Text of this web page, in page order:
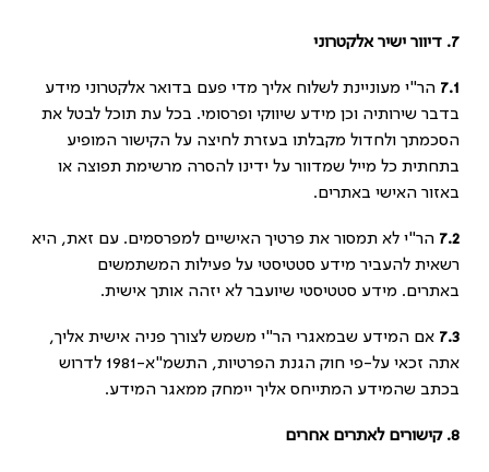
7. דיוור ישיר אלקטרוני
7.1 הר"י מעוניינת לשלוח אליך מדי פעם בדואר אלקטרוני מידע
בדבר שירותיה וכן מידע שיווקי ופרסומי. בכל עת תוכל לבטל את
הסכמתך ולחדול מקבלתו בעזרת לחיצה על הקישור המופיע
בתחתית כל מייל שמדוור על ידינו להסרה מרשימת תפוצה או
באזור האישי באתרים.
7.2 הר"י לא תמסור את פרטיך האישיים למפרסמים. עם זאת, היא
רשאית להעביר מידע סטטיסטי על פעילות המשתמשים
באתרים. מידע סטטיסטי שיועבר לא יזהה אותך אישית.
7.3 אם המידע שבמאגרי הר"י משמש לצורך פניה אישית אליך,
אתה זכאי על-פי חוק הגנת הפרטיות, התשמ"א-1981 לדרוש
בכתב שהמידע המתייחס אליך יימחק ממאגר המידע.
8. קישורים לאתרים אחרים